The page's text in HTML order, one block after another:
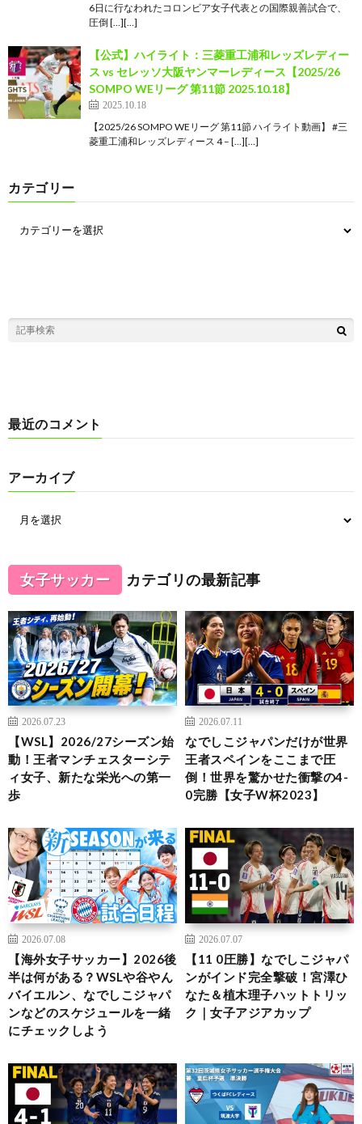
6日に行なわれたコロンビア女子代表との国際親善試合で、
圧倒 […][…]
【公式】ハイライト：三菱重工浦和レッズレディー
ス vs セレッソ大阪ヤンマーレディース【2025/26
SOMPO WEリーグ 第11節 2025.10.18】
2025.10.18
【2025/26 SOMPO WEリーグ 第11節 ハイライト動画】 #三
菱重工浦和レッズレディース 4 – […][…]
カテゴリー
最近のコメント
アーカイブ
女子サッカー カテゴリの最新記事
2026.07.23
【WSL】2026/27シーズン始
動！王者マンチェスターシテ
ィ女子、新たな栄光への第一
歩
2026.07.11
なでしこジャパンだけが世界
王者スペインをここまで圧
倒！世界を驚かせた衝撃の4-
0完勝【女子W杯2023】
2026.07.08
【海外女子サッカー】2026後
半は何がある？WSLや谷やん
バイエルン、なでしこジャパ
ンなどのスケジュールを一緒
にチェックしよう
2026.07.07
【11 0圧勝】なでしこジャパ
ンがインド完全撃破！宮澤ひ
なた＆植木理子ハットトリッ
ク｜女子アジアカップ